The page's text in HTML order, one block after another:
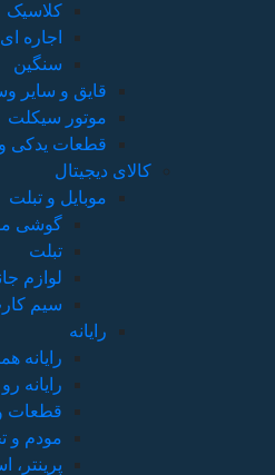
کلاسیک
اجاره ای
سنگین
قایق و سایر
موتور سیکلت
قطعات یدکی و
کالای دیجیتال
موبایل و تبلت
گوشی
تبلت
لوازم
سیم
رایانه
رایانه
رایانه
قطعات
مودم و